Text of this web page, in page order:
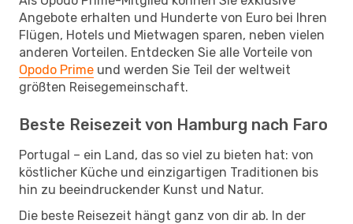
Angebote erhalten und Hunderte von Euro bei Ihren
Flügen, Hotels und Mietwagen sparen, neben vielen
anderen Vorteilen. Entdecken Sie alle Vorteile von
Opodo Prime und werden Sie Teil der weltweit
größten Reisegemeinschaft.
Beste Reisezeit von Hamburg nach Faro
Portugal – ein Land, das so viel zu bieten hat: von
köstlicher Küche und einzigartigen Traditionen bis
hin zu beeindruckender Kunst und Natur.
Die beste Reisezeit hängt ganz von dir ab. In der